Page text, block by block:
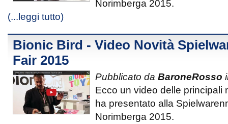
Norimberga 2015.
(...leggi tutto)
Bionic Bird - Video Novità
Fair 2015
Pubblicato da BaroneRosso
Ecco un video delle principali
ha presentato alla
Norimberga 2015.